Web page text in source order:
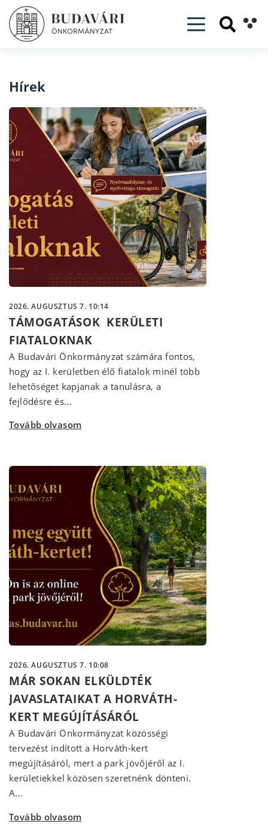
Toggle
Hírek
2026. AUGUSZTUS 7. 10:14
TÁMOGATÁSOK KERÜLETI
FIATALOKNAK
A Budavári Önkormányzat számára fontos,
hogy az I. kerületben élő fiatalok minél több
lehetőséget kapjanak a tanulásra, a
fejlődésre és...
Tovább olvasom
2026. AUGUSZTUS 7. 10:08
MÁR SOKAN ELKÜLDTÉK
JAVASLATAIKAT A HORVÁTH-
KERT MEGÚJÍTÁSÁRÓL
A Budavári Önkormányzat közösségi
tervezést indított a Horváth-kert
megújításáról, mert a park jövőjéről az I.
kerületiekkel közösen szeretnénk dönteni.
A...
Tovább olvasom